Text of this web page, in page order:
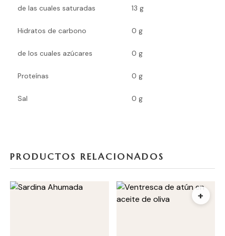
de las cuales saturadas 13 g
Hidratos de carbono 0 g
de los cuales azúcares 0 g
Proteínas 0 g
Sal 0 g
PRODUCTOS RELACIONADOS
+